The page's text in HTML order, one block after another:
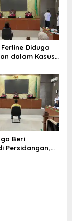
Diduga
dalam Kasus
Beri
Persidangan,